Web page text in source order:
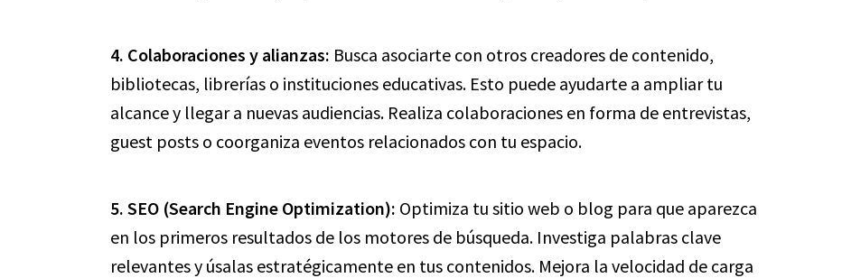
4. Colaboraciones y alianzas: Busca asociarte con otros creadores de contenido,
bibliotecas, librerías o instituciones educativas. Esto puede ayudarte a ampliar tu
alcance y llegar a nuevas audiencias. Realiza colaboraciones en forma de entrevistas,
guest posts o coorganiza eventos relacionados con tu espacio.
5. SEO (Search Engine Optimization): Optimiza tu sitio web o blog para que aparezca
en los primeros resultados de los motores de búsqueda. Investiga palabras clave
relevantes y úsalas estratégicamente en tus contenidos. Mejora la velocidad de carga